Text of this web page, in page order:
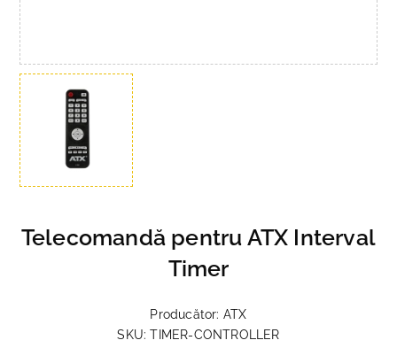
Telecomandă pentru ATX Interval
Timer
Producător: ATX
SKU: TIMER-CONTROLLER